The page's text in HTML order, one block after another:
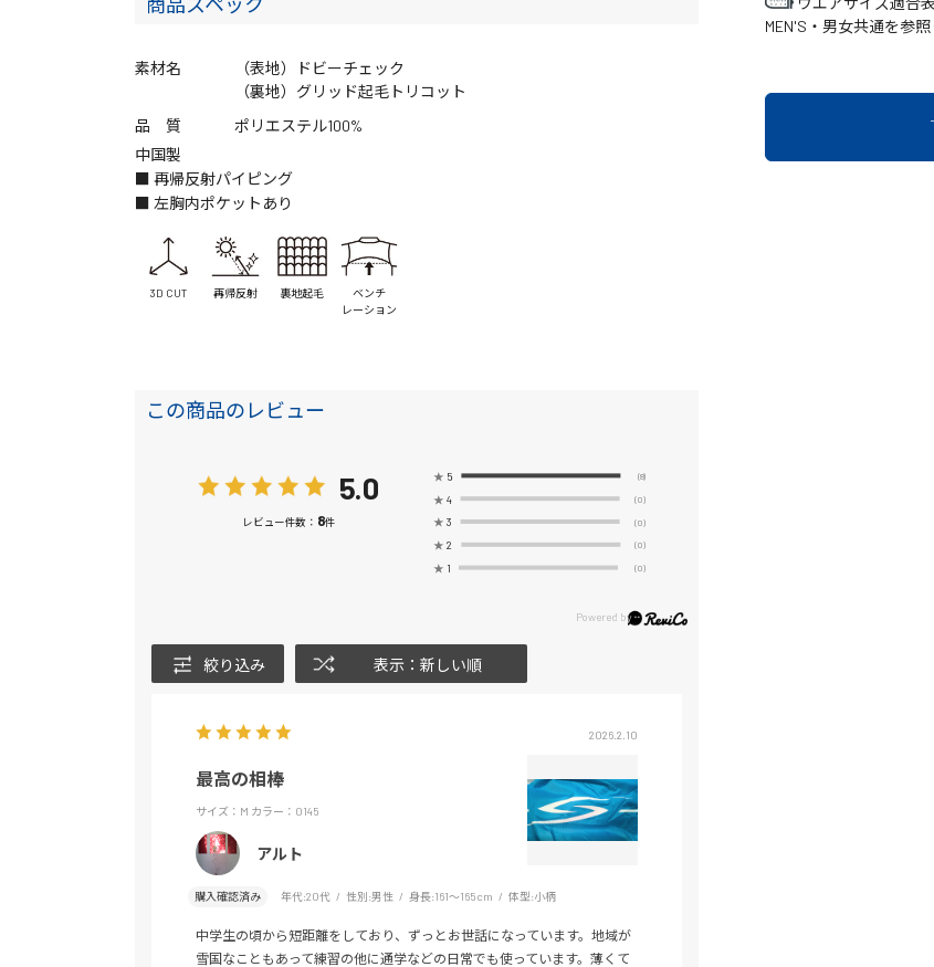
素材名
（表地）ドビーチェック
（裏地）グリッド起毛トリコット
品 質
ポリエステル100%
中国製
■ 再帰反射パイピング
■ 左胸内ポケットあり
3D CUT 再帰反射 裏地起毛
ベンチ
レーション
この商品のレビュー
5.0
レビュー件数： 8件
★ 5 (8)
★ 4 (0)
★ 3 (0)
★ 2 (0)
★ 1 (0)
絞り込み 表示：新しい順
2026.2.10
最高の相棒
サイズ：M カラー：0145
アルト
購入確認済み 年代:20代 性別:男性 身長:161～165cm 体型:小柄
中学生の頃から短距離をしており、ずっとお世話になっています。地域が
雪国なこともあって練習の他に通学などの日常でも使っています。薄くて
MEN'S・男女共通を参照